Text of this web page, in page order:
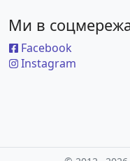
Ми в
Facebook
Instagram